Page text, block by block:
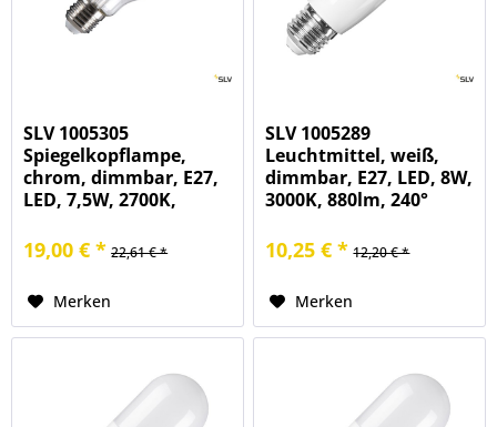
SLV 1005305
Spiegelkopflampe,
chrom, dimmbar, E27,
LED, 7,5W, 2700K,
19,00 € * 22,61 € *
Merken
SLV 1005289
Leuchtmittel, weiß,
dimmbar, E27, LED, 8W,
3000K, 880lm, 240°
10,25 € * 12,20 € *
Merken